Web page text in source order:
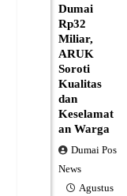
Dumai
Rp32
Miliar,
ARUK
Soroti
Kualitas
dan
Keselamat
an Warga
Dumai Pos
News
Agustus